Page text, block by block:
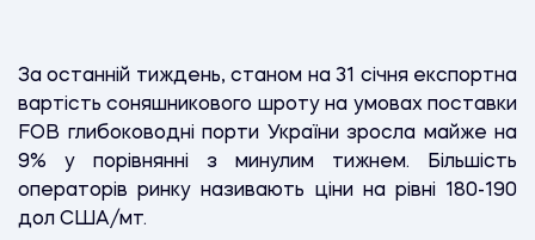
За останній тиждень, станом на 31 січня експортна
вартість соняшникового шроту на умовах поставки
FOB глибоководні порти України зросла майже на
9% у порівнянні з минулим тижнем. Більшість
операторів ринку називають ціни на рівні 180-190
дол США/мт.